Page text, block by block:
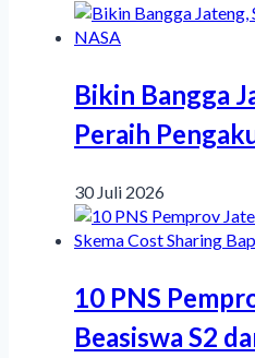
Bikin Bangga
Peraih
30 Juli 2026
10 PNS
Beasiswa S2